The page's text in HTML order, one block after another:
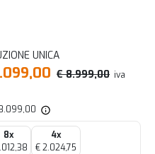
UNICA
€ 8.999,00 iva
8x
4x
€ 2.024,75